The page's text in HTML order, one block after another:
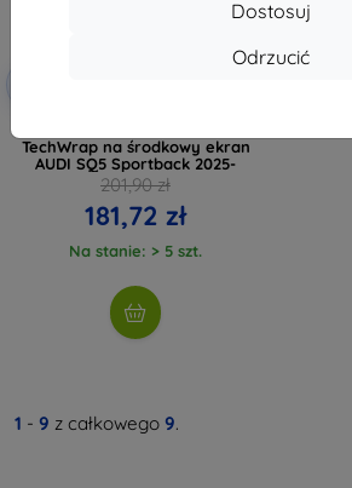
Dostosuj
Odrzucić
TechWrap na środkowy ekran
AUDI SQ5 Sportback 2025-
201,90 zł
181,72 zł
Na stanie: > 5 szt.
1 - 9 z całkowego 9.